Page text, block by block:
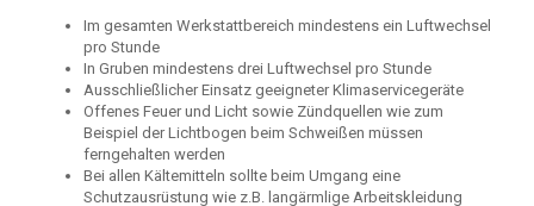
Im gesamten Werkstattbereich mindestens ein Luftwechsel
pro Stunde
In Gruben mindestens drei Luftwechsel pro Stunde
Ausschließlicher Einsatz geeigneter Klimaservicegeräte
Offenes Feuer und Licht sowie Zündquellen wie zum
Beispiel der Lichtbogen beim Schweißen müssen
ferngehalten werden
Bei allen Kältemitteln sollte beim Umgang eine
Schutzausrüstung wie z.B. langärmlige Arbeitskleidung